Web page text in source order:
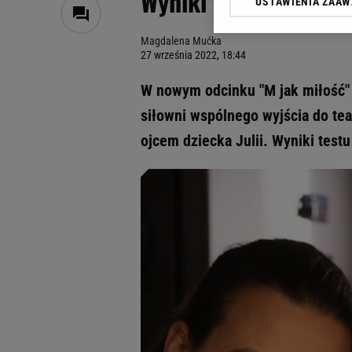
Magdalena Mućka
27 września 2022, 18:44
W nowym odcinku "M jak
siłowni wspólnego wyjścia do
ojcem dziecka Julii. Wyniki
Klikając „Akceptuję”
odnośnik „Ustawienia
My, nasi Zaufani
Użycie dokładnych
Przechowywanie